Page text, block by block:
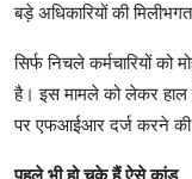
बड़े अधिकारियों की
सिर्फ निचले कर्मचारियों को
है। इस मामले को लेकर हाल
पर एफआईआर दर्ज करने की
पहले भी हो चुके हैं ऐसे कांड